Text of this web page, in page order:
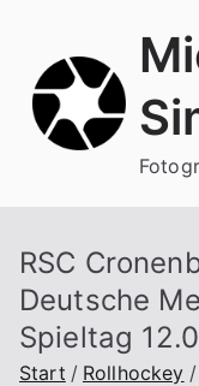
springen
RSC
Deutsche
Spieltag
Start
Rollhockey